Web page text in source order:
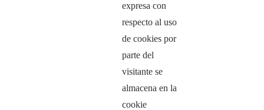
expresa con
respecto al uso
de cookies por
parte del
visitante se
almacena en la
cookie